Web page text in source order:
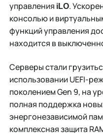
управления iLO.
консолью и
функций управления
находится в
Серверы стали
использовании UEFI-
поколением Gen 9, на
полная поддержка
энергонезависимой
комплексная защита